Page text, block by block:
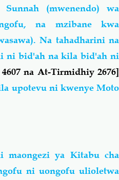
(mwenendo) wa
na mzibane kwa
Na tahadharini na
ni bid'ah na kila bid'ah ni
na At-Tirmidhiy 2676]
upotevu ni kwenye Moto
maongezi ya Kitabu cha
ni uongofu ulioletwa